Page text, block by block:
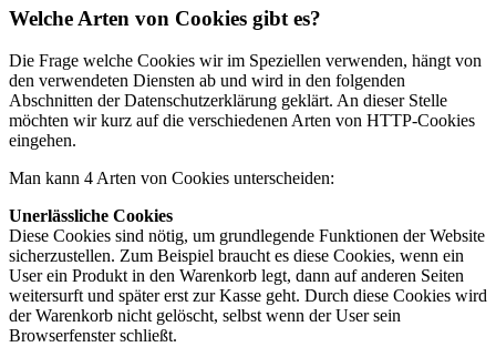
Welche Arten von Cookies gibt es?
Die Frage welche Cookies wir im Speziellen verwenden, hängt von
den verwendeten Diensten ab und wird in den folgenden
Abschnitten der Datenschutzerklärung geklärt. An dieser Stelle
möchten wir kurz auf die verschiedenen Arten von HTTP-Cookies
eingehen.
Man kann 4 Arten von Cookies unterscheiden:
Unerlässliche Cookies
Diese Cookies sind nötig, um grundlegende Funktionen der Website
sicherzustellen. Zum Beispiel braucht es diese Cookies, wenn ein
User ein Produkt in den Warenkorb legt, dann auf anderen Seiten
weitersurft und später erst zur Kasse geht. Durch diese Cookies wird
der Warenkorb nicht gelöscht, selbst wenn der User sein
Browserfenster schließt.